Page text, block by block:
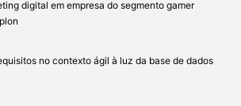
digital em empresa do segmento gamer
no contexto ágil à luz da base de dados